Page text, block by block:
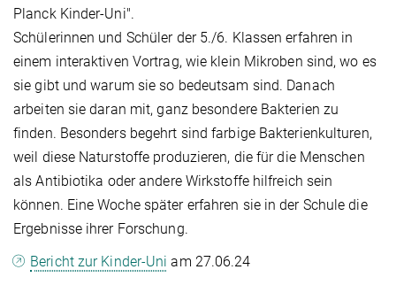
Planck Kinder-Uni".
Schülerinnen und Schüler der 5./6. Klassen erfahren in
einem interaktiven Vortrag, wie klein Mikroben sind, wo es
sie gibt und warum sie so bedeutsam sind. Danach
arbeiten sie daran mit, ganz besondere Bakterien zu
finden. Besonders begehrt sind farbige Bakterienkulturen,
weil diese Naturstoffe produzieren, die für die Menschen
als Antibiotika oder andere Wirkstoffe hilfreich sein
können. Eine Woche später erfahren sie in der Schule die
Ergebnisse ihrer Forschung.
Bericht zur Kinder-Uni am 27.06.24